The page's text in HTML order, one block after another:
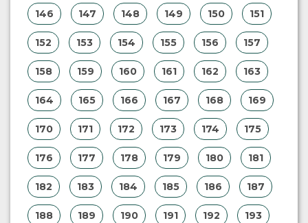
146 147 148 149 150 151
152 153 154 155 156 157
158 159 160 161 162 163
164 165 166 167 168 169
170 171 172 173 174 175
176 177 178 179 180 181
182 183 184 185 186 187
188 189 190 191 192 193